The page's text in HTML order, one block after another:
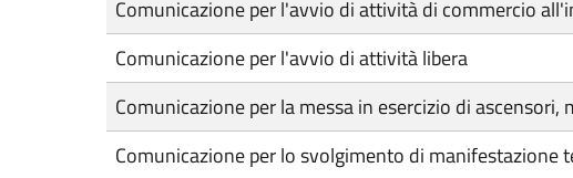
Comunicazione per l'avvio di attività di commercio
Comunicazione per l'avvio di attività libera
Comunicazione per la messa in esercizio di
Comunicazione per lo svolgimento di manifestazione